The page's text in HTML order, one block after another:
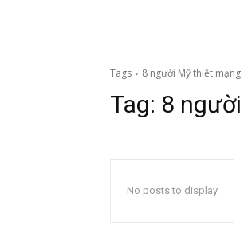
Tags 8 người Mỹ thiệt mạng
Tag: 8
No posts to display